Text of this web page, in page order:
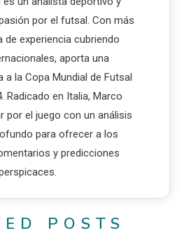
por el futsal. Con más
de experiencia cubriendo
aporta una
a la Copa Mundial de Futsal
Radicado en Italia, Marco
por el juego con un análisis
para ofrecer a los
y predicciones
POSTS